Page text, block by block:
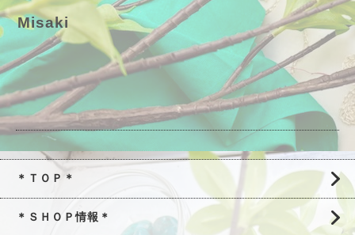
Misaki
＊ＴＯＰ＊
＊ＳＨＯＰ情報＊